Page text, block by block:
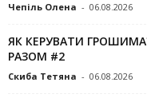
Чепіль Олена - 06.08.2026
ЯК КЕРУВАТИ
РАЗОМ #2
Скиба Тетяна - 06.08.2026